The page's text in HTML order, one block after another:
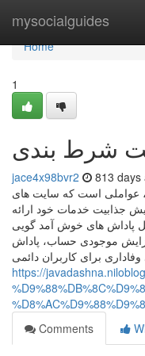
mysocialguides
Home
Home
1
شرط بندی
jace4x98bvr2 813 days
عواملی است که سایت‌ های
جذابیت خدمات خود ارائه
پاداش‌ های خوش‌ آمد گویی
موجودی حساب، پاداش‌
برای کاربران دائمی
https://
Comments